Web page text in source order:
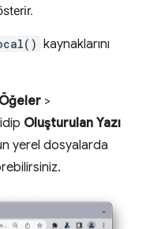
kaynaklarını
Öğeler >
Oluşturulan Yazı
yerel dosyalarda